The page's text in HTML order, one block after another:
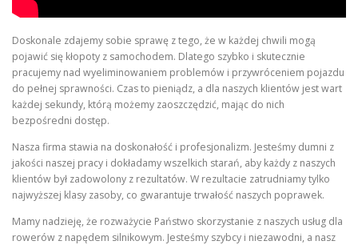
Doskonale zdajemy sobie sprawę z tego, że w każdej chwili mogą
pojawić się kłopoty z samochodem. Dlatego szybko i skutecznie
pracujemy nad wyeliminowaniem problemów i przywróceniem pojazdu
do pełnej sprawności. Czas to pieniądz, a dla naszych klientów jest wart
każdej sekundy, którą możemy zaoszczędzić, mając do nich
bezpośredni dostęp.
Nasza firma stawia na doskonałość i profesjonalizm. Jesteśmy dumni z
jakości naszej pracy i dokładamy wszelkich starań, aby każdy z naszych
klientów był zadowolony z rezultatów. W rezultacie zatrudniamy tylko
najwyższej klasy zasoby, co gwarantuje trwałość naszych poprawek.
Mamy nadzieję, że rozważycie Państwo skorzystanie z naszych usług dla
rowerów z napędem silnikowym. Jesteśmy szybcy i niezawodni, a nasz